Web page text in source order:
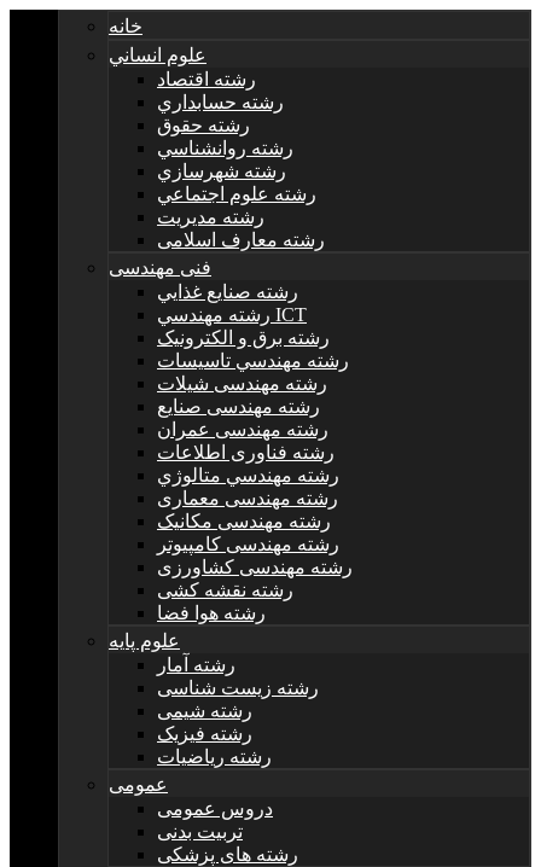
خانه
علوم انساني
رشته اقتصاد
رشته حسابداري
رشته حقوق
رشته روانشناسي
رشته شهرسازي
رشته علوم اجتماعي
رشته مديريت
رشته معارف اسلامی
فنی مهندسی
رشته صنايع غذايي
رشته مهندسي ICT
رشته برق و الکترونيک
رشته مهندسي تاسيسات
رشته مهندسی شیلات
رشته مهندسی صنایع
رشته مهندسی عمران
رشته فناوری اطلاعات
رشته مهندسي متالوژي
رشته مهندسی معماری
رشته مهندسی مکانیک
رشته مهندسی کامپیوتر
رشته مهندسی کشاورزی
رشته نقشه کشی
رشته هوا فضا
علوم پایه
رشته آمار
رشته زیست شناسی
رشته شیمی
رشته فیزیک
رشته ریاضیات
عمومی
دروس عمومی
تربیت بدنی
رشته های پزشکی